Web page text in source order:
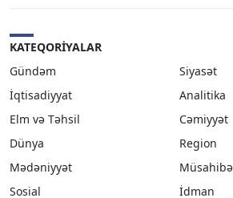
KATEQORIYALAR
Gündəm
Siyasət
İqtisadiyyat
Analitika
Elm və Təhsil
Cəmiyyət
Dünya
Region
Mədəniyyət
Müsahibə
Sosial
İdman